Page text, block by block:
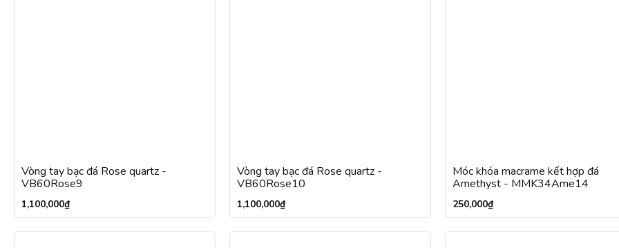
Vòng tay bạc đá Rose quartz -
VB60Rose9
1,100,000₫
Vòng tay bạc đá Rose quartz -
VB60Rose10
1,100,000₫
Móc khóa macrame kết hợp đá
Amethyst - MMK34Ame14
250,000₫